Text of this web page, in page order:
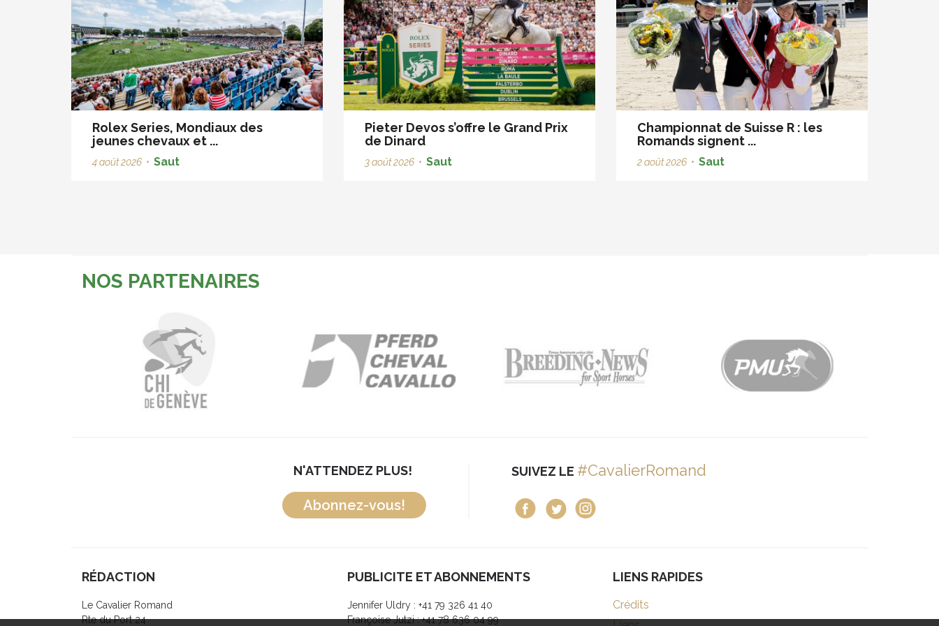
Rolex Series, Mondiaux des
jeunes chevaux et ...
4 août 2026 • Saut
Pieter Devos s’offre le Grand Prix
de Dinard
3 août 2026 • Saut
Championnat de Suisse R : les
Romands signent ...
2 août 2026 • Saut
NOS PARTENAIRES
N'ATTENDEZ PLUS!
Abonnez-vous!
SUIVEZ LE #CavalierRomand
RÉDACTION
Le Cavalier Romand
Rte du Port 24
PUBLICITE ET ABONNEMENTS
Jennifer Uldry : +41 79 326 41 40
Françoise Jutzi : +41 78 636 04 99
LIENS RAPIDES
Crédits